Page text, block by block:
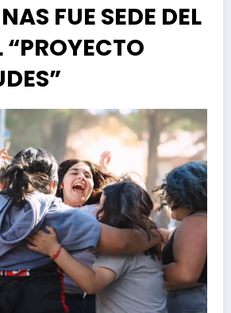
FUE SEDE DEL
“PROYECTO